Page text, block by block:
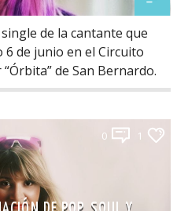
de la cantante que
de junio en el Circuito
de San Bernardo.
0 1